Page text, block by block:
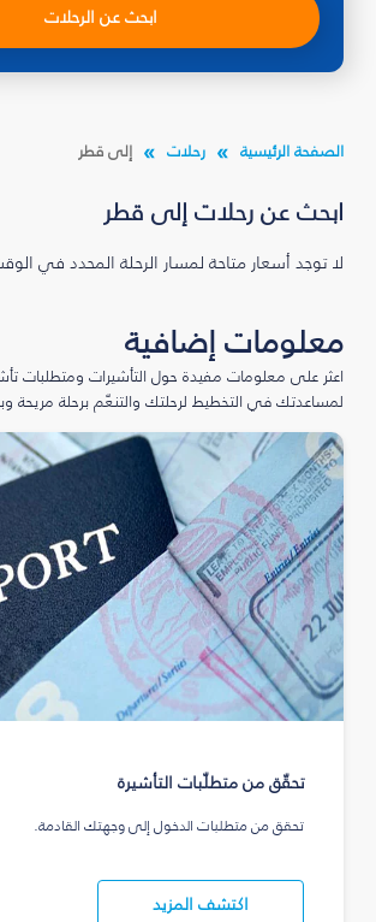
ابحث عن الرحلات
الصفحة الرئيسية رحلات إلى قطر
ابحث عن رحلات إلى قطر
لا توجد أسعار متاحة لمسار الرحلة المحدد في
معلومات إضافية
اعثر على معلومات مفيدة حول التأشيرات ومتطلبات
لمساعدتك في التخطيط لرحلتك والتنعّم برحلة مريحة
تحقّق من متطلّبات التأشيرة
تحقق من متطلبات الدخول إلى وجهتك القادمة.
اكتشف المزيد